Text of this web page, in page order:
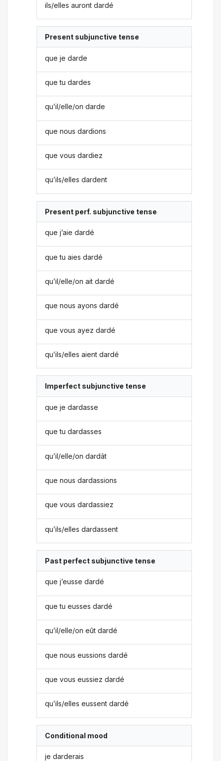
ils/elles auront dardé
Present subjunctive tense
que je darde
que tu dardes
qu’il/elle/on darde
que nous dardions
que vous dardiez
qu’ils/elles dardent
Present perf. subjunctive tense
que j’aie dardé
que tu aies dardé
qu’il/elle/on ait dardé
que nous ayons dardé
que vous ayez dardé
qu’ils/elles aient dardé
Imperfect subjunctive tense
que je dardasse
que tu dardasses
qu’il/elle/on dardât
que nous dardassions
que vous dardassiez
qu’ils/elles dardassent
Past perfect subjunctive tense
que j’eusse dardé
que tu eusses dardé
qu’il/elle/on eût dardé
que nous eussions dardé
que vous eussiez dardé
qu’ils/elles eussent dardé
Conditional mood
je darderais